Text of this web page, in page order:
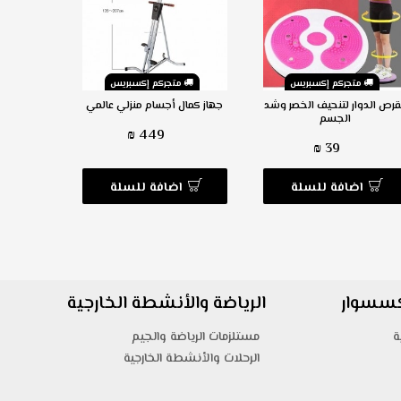
متجركم إكسبريس
الدوار لتنحيف الخصر وشد
الجسم
39 ₪
اضافة للسلة
متجركم إكسبريس
جهاز كمال أجسام منزلي عالمي
449 ₪
اضافة للسلة
الرياضة والأنشطة الخارجية
مستلزمات الرياضة والجيم
الرحلات والأنشطة الخارجية